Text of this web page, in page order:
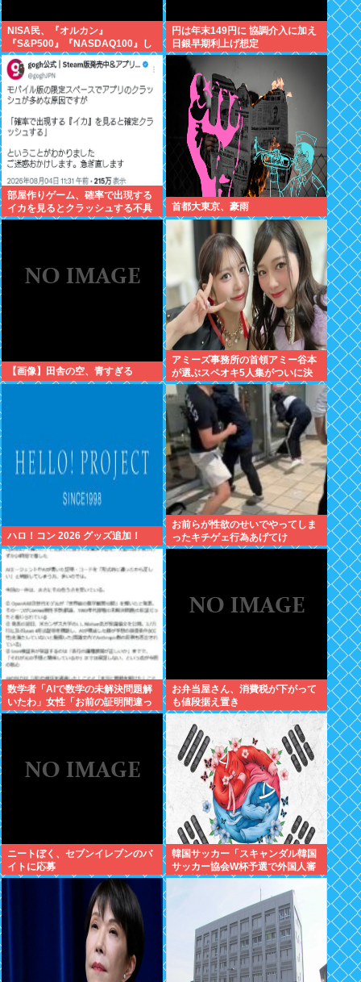
NISA民、『オルカン』
『S&P500』『NASDAQ100』し
か買わない
円は年末149円に 協調介入に加え
日銀早期利上げ想定
部屋作りゲーム、確率で出現する
イカを見るとクラッシュする不具
合が発生
首都大東京、豪雨
【画像】田舎の空、青すぎる
アミーズ事務所の首領アミー谷本
が選ぶスペオキ5人集がついに決
定してしまう
ハロ！コン 2026 グッズ追加！
お前らが性欲のせいでやってしま
ったキチゲェ行為あげてけ
数学者「AIで数学の未解決問題解
いたわ」女性「お前の証明間違っ
てるやん」数学者「内容デタラメ
お弁当屋さん、消費税が下がって
も値段据え置き
ニートぼく、セブンイレブンのバ
イトに応募
韓国サッカー「スキャンダル韓国
サッカー協会W杯予選で外国人審
判に性接待したことが発覚！」